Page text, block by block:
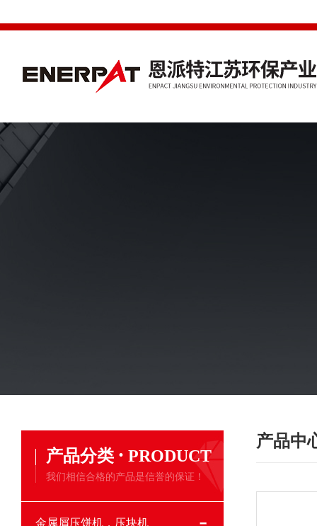
产品分类 · PRODUCT
我们相信合格的产品是信誉的保证！
金属屑压饼机，压块机
产品中